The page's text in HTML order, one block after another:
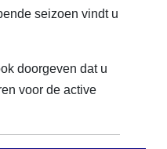
seizoen vindt u
doorgeven dat u
voor de active